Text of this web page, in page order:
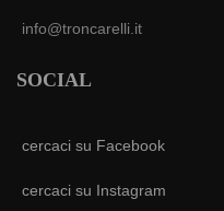
info@troncarelli.it
SOCIAL
cercaci su Facebook
cercaci su Instagram